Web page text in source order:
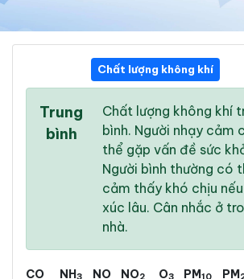
26 °/ 32 °
28 °
34 °
Chất lượng không khí
Trung
bình
Chất lượng không khí
bình. Người nhạy cảm
thể gặp vấn đề sức
Người bình thường có
cảm thấy khó chịu
xúc lâu. Cân nhắc ở
nhà.
CO
NH
NO
NO O PM PM